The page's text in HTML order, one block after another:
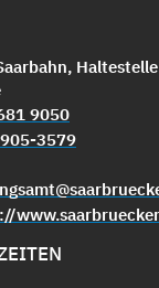
Haltestelle
9050
3579